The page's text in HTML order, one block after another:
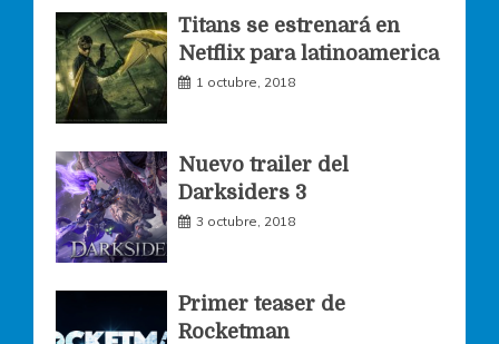
o
o
g
m
r
Titans se estrenará en
Netflix para latinoamerica
1 octubre, 2018
Nuevo trailer del
Darksiders 3
3 octubre, 2018
Primer teaser de
Rocketman